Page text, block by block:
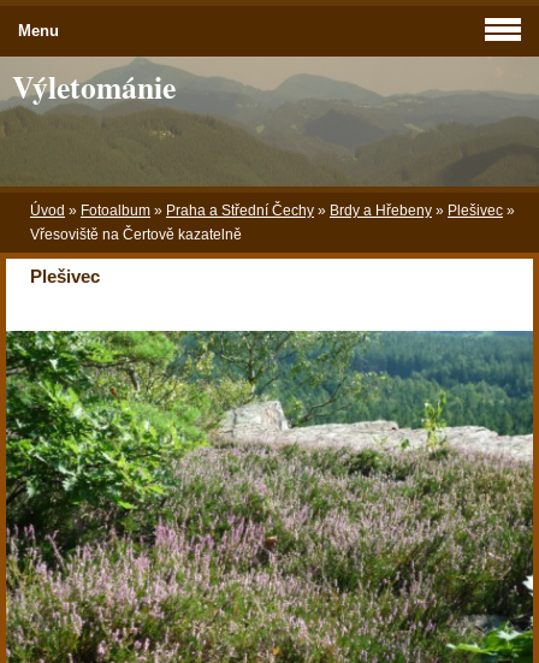
Výletománie
Úvod » Fotoalbum » Praha a Střední Čechy » Brdy a Hřebeny » Plešivec »
Vřesoviště na Čertově kazatelně
Plešivec
Menu